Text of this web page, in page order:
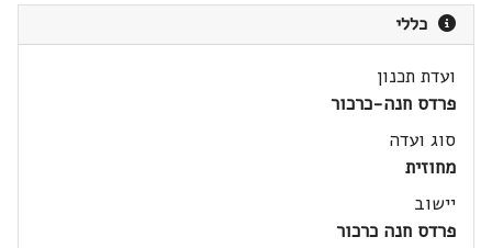
כללי
ועדת תכנון
פרדס חנה-כרכור
סוג ועדה
מחוזית
יישוב
פרדס חנה כרכור